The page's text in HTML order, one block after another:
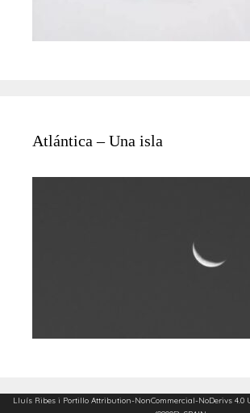
Atlántica – Una isla
Lluís Ribes i Portillo Attribution-NonCommercial-NoDerivs 4.0